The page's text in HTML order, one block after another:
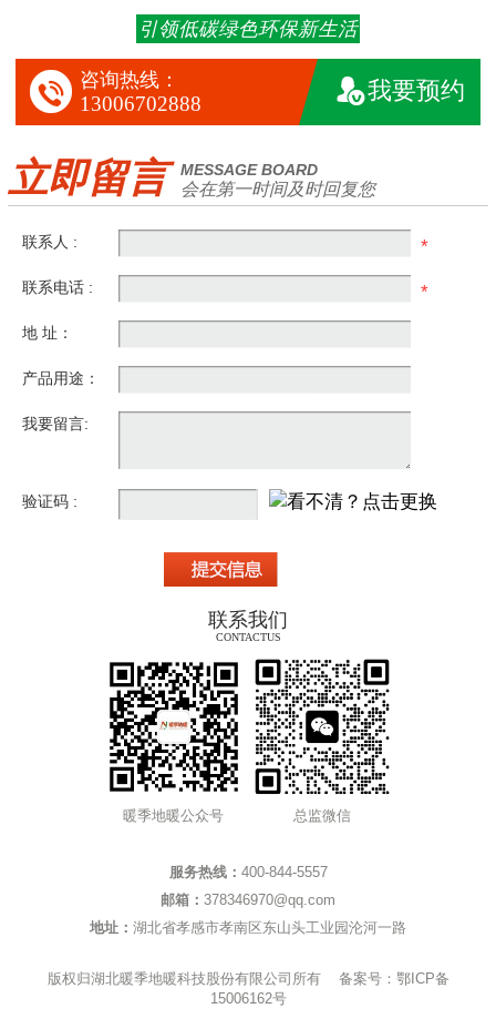
引领低碳绿色环保新生活
 咨询热线：
13006702888 我要预约
立即留言 MESSAGE BOARD
会在第一时间及时回复您
联系人 : *
联系电话 : *
地 址：
产品用途：
我要留言:
验证码 :
联系我们
CONTACTUS
暖季地暖公众号 总监微信
服务热线： 400-844-5557
邮箱： 378346970@qq.com
地址： 湖北省孝感市孝南区东山头工业园沦河一路
版权归湖北暖季地暖科技股份有限公司所有 备案号： 鄂ICP备
15006162号